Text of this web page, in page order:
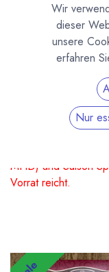
reduzieren
Sonderpreis!
Günstige
Pralinen,
MHD) und Saison-
Vorrat reicht.
Wir
dieser
unsere
erfahren
Nur